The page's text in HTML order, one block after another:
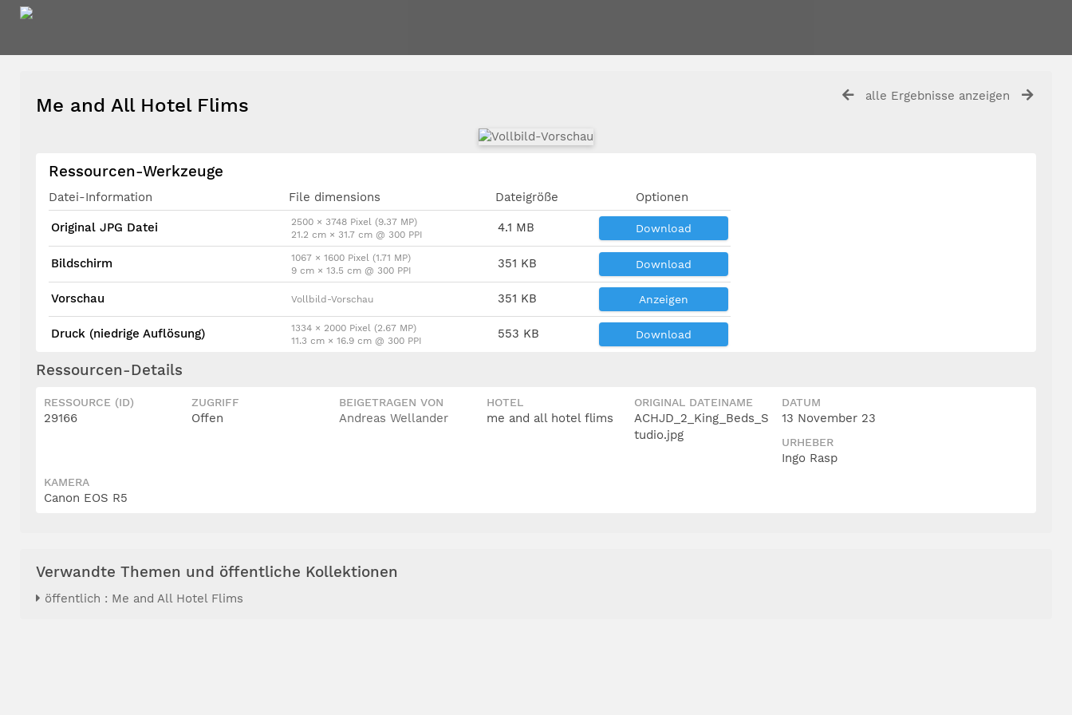
alle Ergebnisse anzeigen
Me and All Hotel Flims
Ressourcen-Werkzeuge
Datei-Information File dimensions Dateigröße Optionen
Original JPG Datei
2500 × 3748 Pixel (9.37 MP)
21.2 cm × 31.7 cm @ 300 PPI
4.1 MB Download
Bildschirm
1067 × 1600 Pixel (1.71 MP)
9 cm × 13.5 cm @ 300 PPI
351 KB Download
Vorschau Vollbild-Vorschau 351 KB Anzeigen
Druck (niedrige Auflösung)
1334 × 2000 Pixel (2.67 MP)
11.3 cm × 16.9 cm @ 300 PPI
553 KB Download
Ressourcen-Details
RESSOURCE (ID)
29166
ZUGRIFF
Offen
BEIGETRAGEN VON
Andreas Wellander
HOTEL
me and all hotel flims
ORIGINAL DATEINAME
ACHJD_2_King_Beds_S
tudio.jpg
DATUM
13 November 23
URHEBER
Ingo Rasp
KAMERA
Canon EOS R5
Verwandte Themen und öffentliche Kollektionen
öffentlich : Me and All Hotel Flims